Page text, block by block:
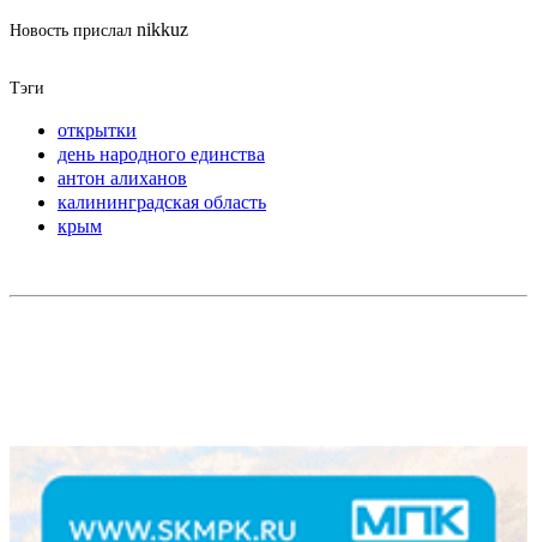
Новость прислал nikkuz
Тэги
открытки
день народного единства
антон алиханов
калининградская область
крым